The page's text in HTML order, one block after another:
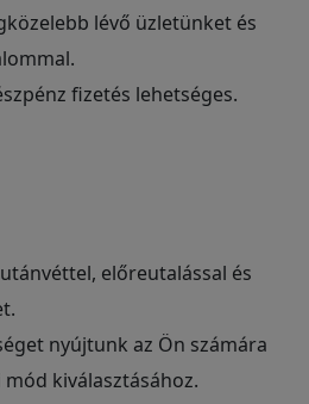
lévő üzletünket és
fizetés lehetséges.
előreutalással és
nyújtunk az Ön számára
kiválasztásához.